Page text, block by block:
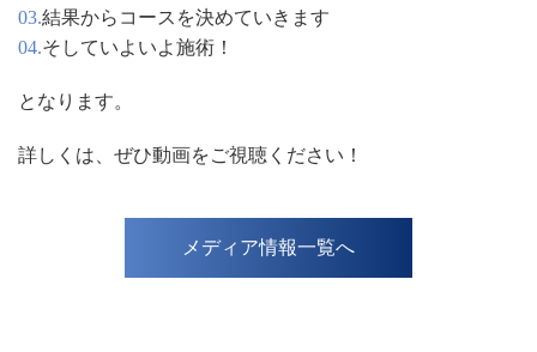
結果からコースを決めていきます
そしていよいよ施術！
となります。
詳しくは、ぜひ動画をご視聴ください！
メディア情報一覧へ